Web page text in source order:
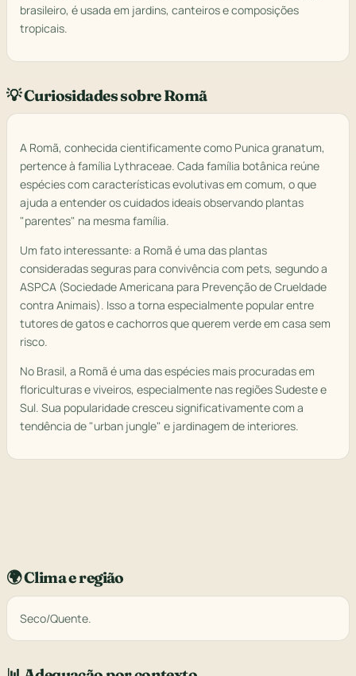
brasileiro, é usada em jardins, canteiros e composições
tropicais.
💡 Curiosidades sobre Romã
A Romã, conhecida cientificamente como Punica granatum,
pertence à família Lythraceae. Cada família botânica reúne
espécies com características evolutivas em comum, o que
ajuda a entender os cuidados ideais observando plantas
"parentes" na mesma família.
Um fato interessante: a Romã é uma das plantas
consideradas seguras para convivência com pets, segundo a
ASPCA (Sociedade Americana para Prevenção de Crueldade
contra Animais). Isso a torna especialmente popular entre
tutores de gatos e cachorros que querem verde em casa sem
risco.
No Brasil, a Romã é uma das espécies mais procuradas em
floriculturas e viveiros, especialmente nas regiões Sudeste e
Sul. Sua popularidade cresceu significativamente com a
tendência de "urban jungle" e jardinagem de interiores.
🌍 Clima e região
Seco/Quente.